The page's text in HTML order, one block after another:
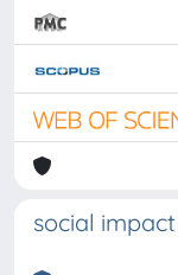
social impact